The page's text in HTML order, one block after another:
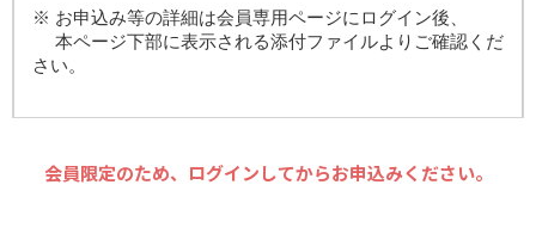
※ お申込み等の詳細は会員専用ページにログイン後、
本ページ下部に表示される添付ファイルよりご確認くだ
さい。
会員限定のため、ログインしてからお申込みください。